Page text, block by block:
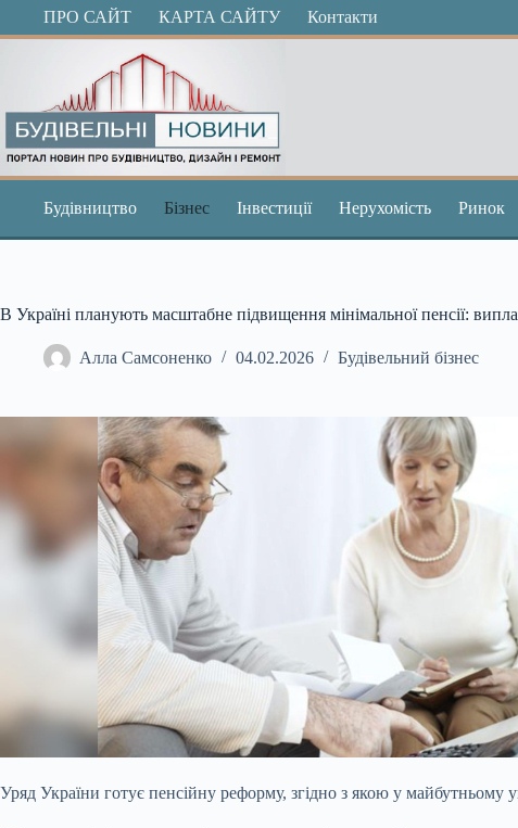
ПерейтиПРО САЙТ КАРТА САЙТУ Контакти
Будівництво Бізнес Інвестиції Нерухомість Ринок
В Україні планують масштабне підвищення мінімальної пенсії:
Алла Самсоненко 04.02.2026 Будівельний бізнес
Уряд України готує пенсійну реформу, згідно з якою у майбутньому